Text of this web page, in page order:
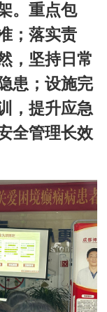
。重点包
；落实责
，坚持日常
患； 设施完
，提升应急
全管理长效